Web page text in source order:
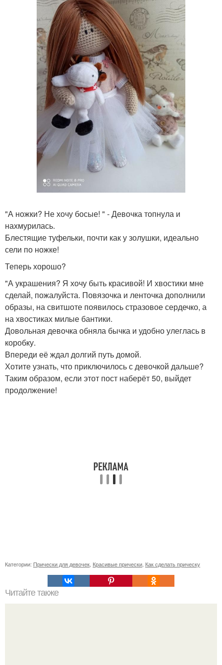
"А ножки? Не хочу босые! " - Девочка топнула и
нахмурилась.
Блестящие туфельки, почти как у золушки, идеально
сели по ножке!
Теперь хорошо?
"А украшения? Я хочу быть красивой! И хвостики мне
сделай, пожалуйста. Повязочка и ленточка дополнили
образы, на свитшоте появилось стразовое сердечко, а
на хвостиках милые бантики.
Довольная девочка обняла бычка и удобно улеглась в
коробку.
Впереди её ждал долгий путь домой.
Хотите узнать, что приключилось с девочкой дальше?
Таким образом, если этот пост наберёт 50, выйдет
продолжение!
Категории: Прически для девочек Красивые прически Как сделать прическу
Читайте также